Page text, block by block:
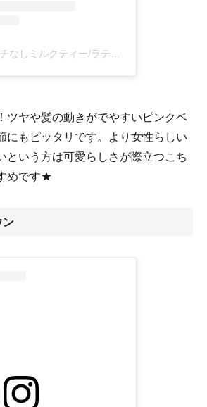
吉野 裕貴/ブリーチなしミルクティー/ラテカラー(@theater_yuk)がシェアした投稿
ツヤや髪の動きがでやすいピンクベ
にもピッタリです。より女性らしい
という方は可愛らしさが際立つこち
めです★